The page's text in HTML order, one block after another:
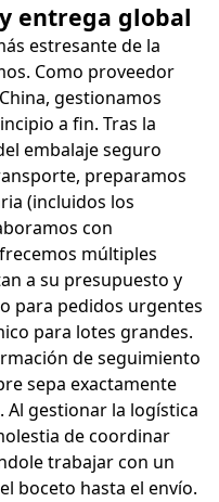
entrega global
estresante de la
Como proveedor
gestionamos
a fin. Tras la
embalaje seguro
preparamos
(incluidos los
con
múltiples
a su presupuesto y
para pedidos urgentes
para lotes grandes.
de seguimiento
sepa exactamente
gestionar la logística
de coordinar
trabajar con un
boceto hasta el envío.